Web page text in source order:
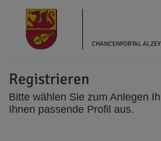
CHANCENPORTAL
Registrieren
Bitte wählen Sie zum Anlegen
Ihnen passende Profil aus.